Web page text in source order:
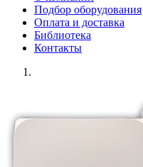
Подбор оборудования
Оплата и доставка
Библиотека
Контакты